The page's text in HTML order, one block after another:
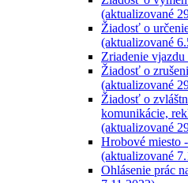
(aktualizované
Žiadosť o
(aktualizované
Zriadenie
Žiadosť o
(aktualizované
Žiadosť o
komunikácie,
(aktualizované
Hrobové miesto
(aktualizované
Ohlásenie prác